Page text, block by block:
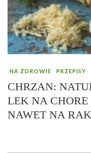
NA ZDROWIE PRZEPISY
CHRZAN:
LEK NA
NAWET NA